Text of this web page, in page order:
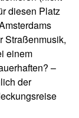
diesen Platz
Straßenmusik,
einem
–
der